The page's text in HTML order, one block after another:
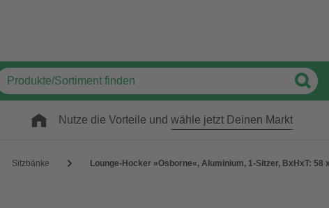
Nutze die Vorteile und wähle jetzt Deinen Markt
Sitzbänke Lounge-Hocker »Osborne«, Aluminium, 1-Sitzer, BxHxT: 58